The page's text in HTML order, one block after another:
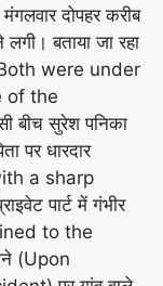
दोपहर करीब
बताया जा रहा
were under
of the
बीच सुरेश पनिका
पर धारदार
a sharp
पार्ट में गंभीर
to the
(Upon